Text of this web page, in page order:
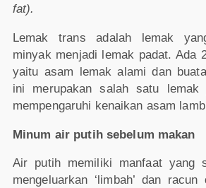
fat).
Lemak trans adalah lemak
minyak menjadi lemak padat. Ada
yaitu asam lemak alami dan
ini merupakan salah satu lemak
mempengaruhi kenaikan asam
Minum air putih sebelum makan
Air putih memiliki manfaat yang
mengeluarkan ‘limbah’ dan